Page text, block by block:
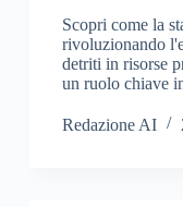
Scopri come la
rivoluzionando
detriti in risorse
un ruolo chiave
Redazione AI